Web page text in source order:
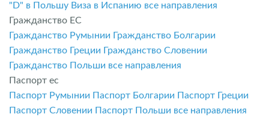
"D" в Польшу Виза в Испанию все направления
Гражданство ЕС
Гражданство Румынии Гражданство Болгарии
Гражданство Греции Гражданство Словении
Гражданство Польши все направления
Паспорт ес
Паспорт Румынии Паспорт Болгарии Паспорт Греции
Паспорт Словении Паспорт Польши все направления